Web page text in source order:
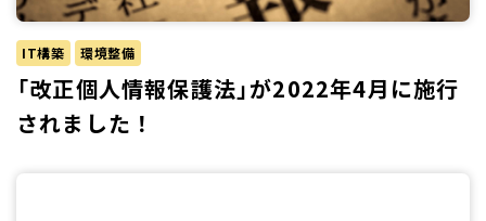
IT構築 環境整備
「改正個人情報保護法」が2022年4月に施行
されました！